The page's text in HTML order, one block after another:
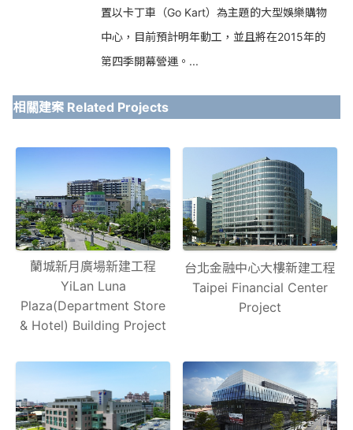
置以卡丁車（Go Kart）為主題的大型娛樂購物
中心，目前預計明年動工，並且將在2015年的
第四季開幕營運。...
相關建案 Related Projects
蘭城新月廣場新建工程
YiLan Luna
Plaza(Department Store
& Hotel) Building Project
台北金融中心大樓新建工程
Taipei Financial Center
Project